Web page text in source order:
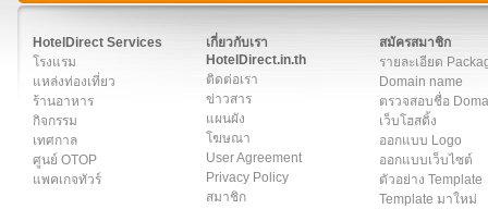
HotelDirect Services
โรงแรม
แหล่งท่องเที่ยว
ร้านอาหาร
กิจกรรม
เทศกาล
ศูนย์ OTOP
แพคเกจทัวร์
เกี่ยวกับเรา
HotelDirect.in.th
ติดต่อเรา
ข่าวสาร
แผนผัง
โฆษณา
User Agreement
Privacy Policy
สมาชิก
สมัครสมาชิก
รายละเอียด
Domain name
ตรวจสอบชื่อ
เว็บโฮสติ้ง
ออกแบบ Logo
ออกแบบเว็บไซต์
ตัวอย่าง Template
Template มาใหม่